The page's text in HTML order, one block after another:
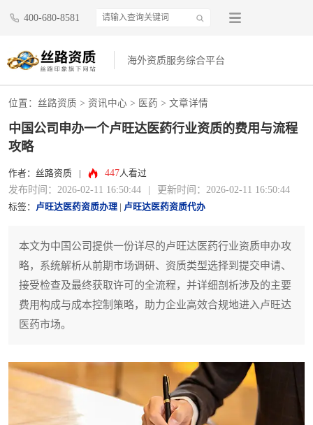
400-680-8581
海外资质服务综合平台
位置： 丝路资质 > 资讯中心 > 医药 > 文章详情
中国公司申办一个卢旺达医药行业资质的费用与流程
攻略
作者：丝路资质 447人看过
发布时间：2026-02-11 16:50:44 更新时间：2026-02-11 16:50:44
标签： 卢旺达医药资质办理 卢旺达医药资质代办
本文为中国公司提供一份详尽的卢旺达医药行业资质申办攻
略，系统解析从前期市场调研、资质类型选择到提交申请、
接受检查及最终获取许可的全流程，并详细剖析涉及的主要
费用构成与成本控制策略，助力企业高效合规地进入卢旺达
医药市场。